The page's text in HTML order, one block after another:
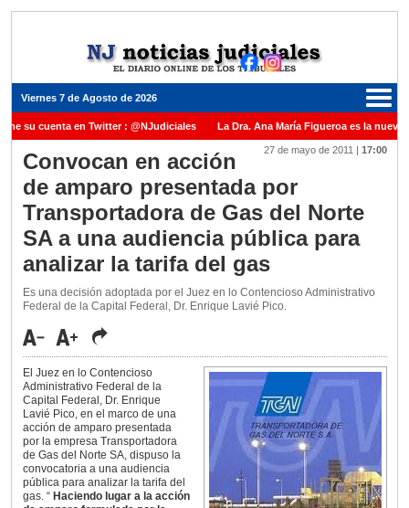
Viernes 7 de Agosto de 2026
su cuenta en Twitter : @NJudiciales La Dra. Ana María Figueroa es la nueva
Justicia de la Nación una medalla al Dr. Raul Zaffaroni en reconocimiento por su
Carles para cubrir vacante en la Corte Suprema de Justicia de la Nación
ante el Juez Daniel Rafecas
27 de mayo de 2011 | 17:00
Convocan en acción
de amparo presentada por
Transportadora de Gas del Norte
SA a una audiencia pública para
analizar la tarifa del gas
Es una decisión adoptada por el Juez en lo Contencioso Administrativo
Federal de la Capital Federal, Dr. Enrique Lavié Pico.
El Juez en lo Contencioso
Administrativo Federal de la
Capital Federal, Dr. Enrique
Lavié Pico, en el marco de una
acción de amparo presentada
por la empresa Transportadora
de Gas del Norte SA, dispuso la
convocatoria a una audiencia
pública para analizar la tarifa del
gas. “ Haciendo lugar a la acción